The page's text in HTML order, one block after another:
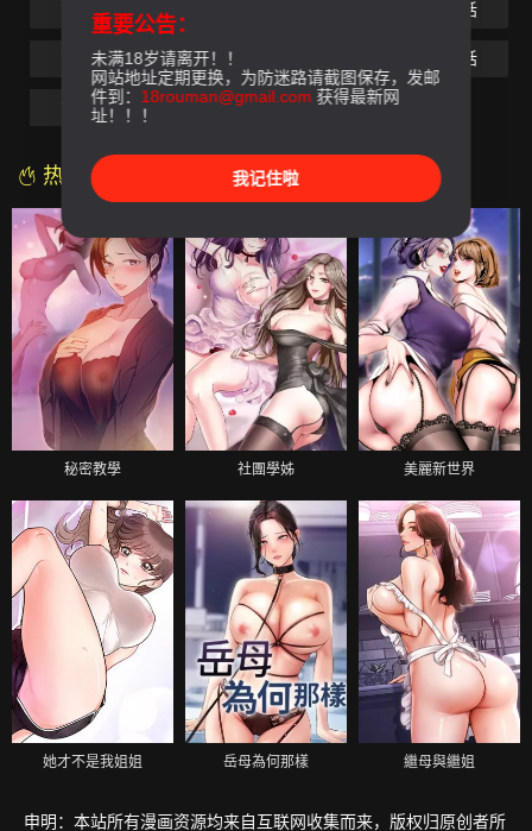
第25話 第28話
第29話 第30話 第32話
第33話 第34話 第35話
热门漫画
秘密教學 社團學姊 美麗新世界
她才不是我姐姐 岳母為何那樣 繼母與繼姐
申明：本站所有漫画资源均来自互联网收集而来，版权归原创者所
重要公告：
未满18岁请离开！！
网站地址定期更换，为防迷路请截图保存，发邮
件到： 18rouman@gmail.com 获得最新网
址！！！
我记住啦